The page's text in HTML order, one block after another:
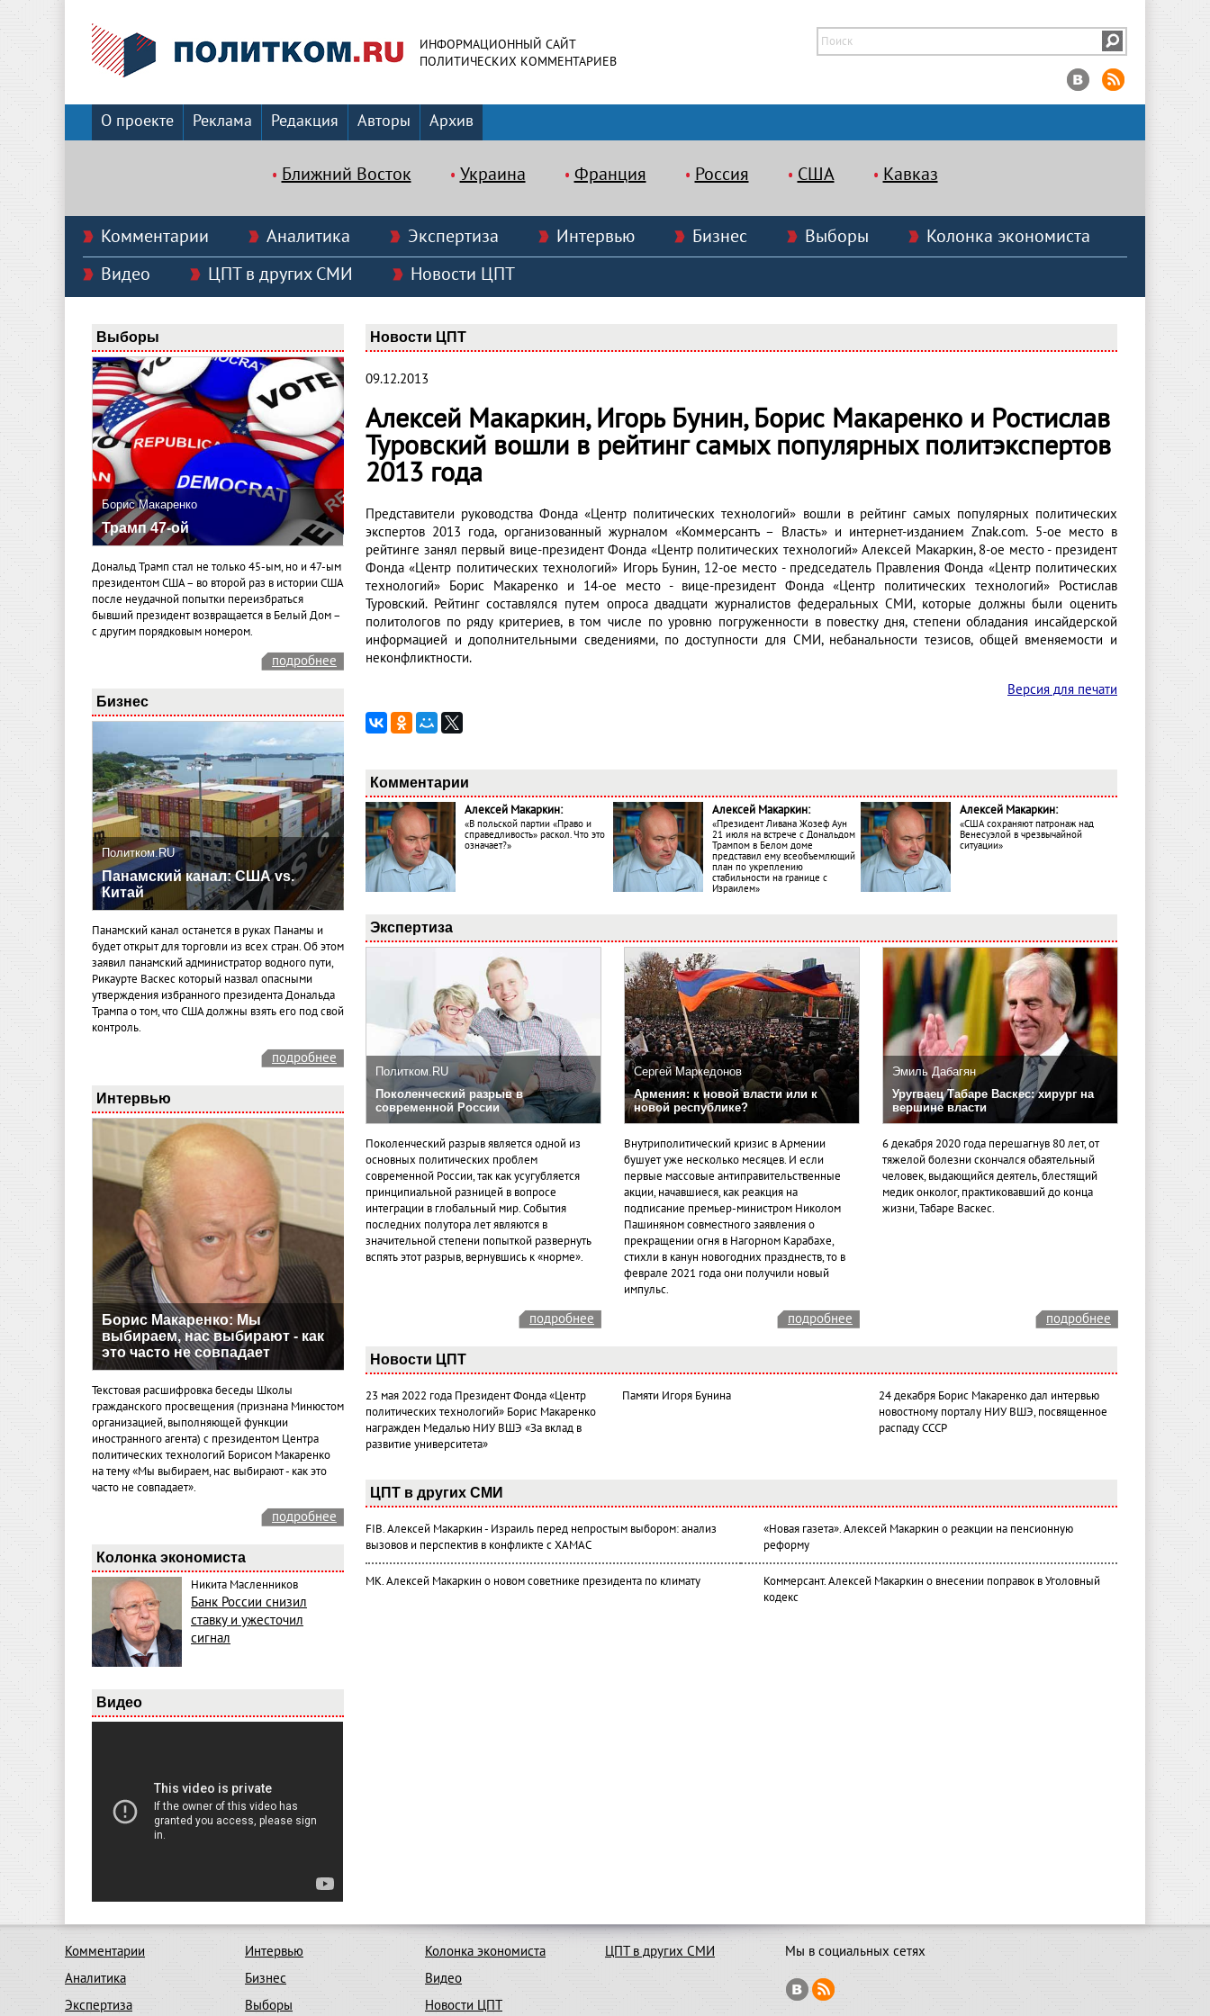
ИНФОРМАЦИОННЫЙ САЙТ
ПОЛИТИЧЕСКИХ КОММЕНТАРИЕВ
О проекте Реклама Редакция Авторы Архив
Ближний Восток Украина Франция Россия США Кавказ
Комментарии Аналитика Экспертиза Интервью Бизнес Выборы
Колонка экономиста
Видео
ЦПТ в других СМИ Новости ЦПТ
Выборы
Борис Макаренко
Трамп 47-ой
Дональд Трамп стал не только 45-ым, но и 47-ым
президентом США – во второй раз в истории США
после неудачной попытки переизбраться
бывший президент возвращается в Белый Дом –
с другим порядковым номером.
подробнее
Бизнес
Политком.RU
Панамский канал: США vs.
Китай
Панамский канал останется в руках Панамы и
будет открыт для торговли из всех стран. Об этом
заявил панамский администратор водного пути,
Рикаурте Васкес который назвал опасными
утверждения избранного президента Дональда
Трампа о том, что США должны взять его под свой
контроль.
подробнее
Интервью
Борис Макаренко: Мы
выбираем, нас выбирают - как
это часто не совпадает
Текстовая расшифровка беседы Школы
гражданского просвещения (признана Минюстом
организацией, выполняющей функции
иностранного агента) с президентом Центра
политических технологий Борисом Макаренко
на тему «Мы выбираем, нас выбирают - как это
часто не совпадает».
подробнее
Колонка экономиста
Никита Масленников
Банк России снизил
ставку и ужесточил
сигнал
Видео
Новости ЦПТ
09.12.2013
Алексей Макаркин, Игорь Бунин, Борис Макаренко и Ростислав
Туровский вошли в рейтинг самых популярных политэкспертов
2013 года
Представители руководства Фонда «Центр политических технологий» вошли в рейтинг самых популярных политических
экспертов 2013 года, организованный журналом «Коммерсантъ – Власть» и интернет-изданием Znak.сom. 5-ое место в
рейтинге занял первый вице-президент Фонда «Центр политических технологий» Алексей Макаркин, 8-ое место - президент
Фонда «Центр политических технологий» Игорь Бунин, 12-ое место - председатель Правления Фонда «Центр политических
технологий» Борис Макаренко и 14-ое место - вице-президент Фонда «Центр политических технологий» Ростислав
Туровский. Рейтинг составлялся путем опроса двадцати журналистов федеральных СМИ, которые должны были оценить
политологов по ряду критериев, в том числе по уровню погруженности в повестку дня, степени обладания инсайдерской
информацией и дополнительными сведениями, по доступности для СМИ, небанальности тезисов, общей вменяемости и
неконфликтности.
Версия для печати
Комментарии
Алексей Макаркин:
«В польской партии «Право и
справедливость» раскол. Что это
означает?»
Алексей Макаркин:
«Президент Ливана Жозеф Аун
21 июля на встрече с Дональдом
Трампом в Белом доме
представил ему всеобъемлющий
план по укреплению
стабильности на границе с
Израилем»
Алексей Макаркин:
«США сохраняют патронаж над
Венесуэлой в чрезвычайной
ситуации»
Экспертиза
Политком.RU
Поколенческий разрыв в
современной России
Поколенческий разрыв является одной из
основных политических проблем
современной России, так как усугубляется
принципиальной разницей в вопросе
интеграции в глобальный мир. События
последних полутора лет являются в
значительной степени попыткой развернуть
вспять этот разрыв, вернувшись к «норме».
Сергей Маркедонов
Армения: к новой власти или к
новой республике?
Внутриполитический кризис в Армении
бушует уже несколько месяцев. И если
первые массовые антиправительственные
акции, начавшиеся, как реакция на
подписание премьер-министром Николом
Пашиняном совместного заявления о
прекращении огня в Нагорном Карабахе,
стихли в канун новогодних празднеств, то в
феврале 2021 года они получили новый
импульс.
Эмиль Дабагян
Уругваец Табаре Васкес: хирург на
вершине власти
6 декабря 2020 года перешагнув 80 лет, от
тяжелой болезни скончался обаятельный
человек, выдающийся деятель, блестящий
медик онколог, практиковавший до конца
жизни, Табаре Васкес.
подробнее подробнее подробнее
Новости ЦПТ
23 мая 2022 года Президент Фонда «Центр
политических технологий» Борис Макаренко
награжден Медалью НИУ ВШЭ «За вклад в
развитие университета»
Памяти Игоря Бунина
24 декабря Борис Макаренко дал интервью
новостному порталу НИУ ВШЭ, посвященное
распаду СССР
ЦПТ в других СМИ
FIB. Алексей Макаркин - Израиль перед непростым выбором: анализ
вызовов и перспектив в конфликте с ХАМАС
«Новая газета». Алексей Макаркин о реакции на пенсионную
реформу
МК. Алексей Макаркин о новом советнике президента по климату
Коммерсант. Алексей Макаркин о внесении поправок в Уголовный
кодекс
Комментарии
Аналитика
Экспертиза
Интервью
Бизнес
Выборы
Колонка экономиста
Видео
Новости ЦПТ
ЦПТ в других СМИ Мы в социальных сетях